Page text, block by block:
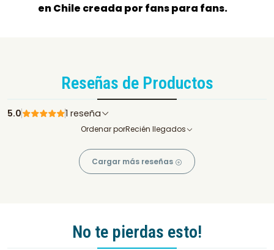
en Chile creada por fans para fans.
Reseñas de Productos
5.0 1 reseña
Ordenar porRecién llegados
Cargar más reseñas
No te pierdas esto!